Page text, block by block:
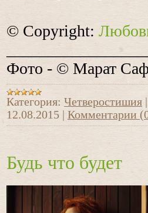
© Copyright:
Фото - © Марат
Категория: Четверостишия
12.08.2015
Комментарии
Будь что будет